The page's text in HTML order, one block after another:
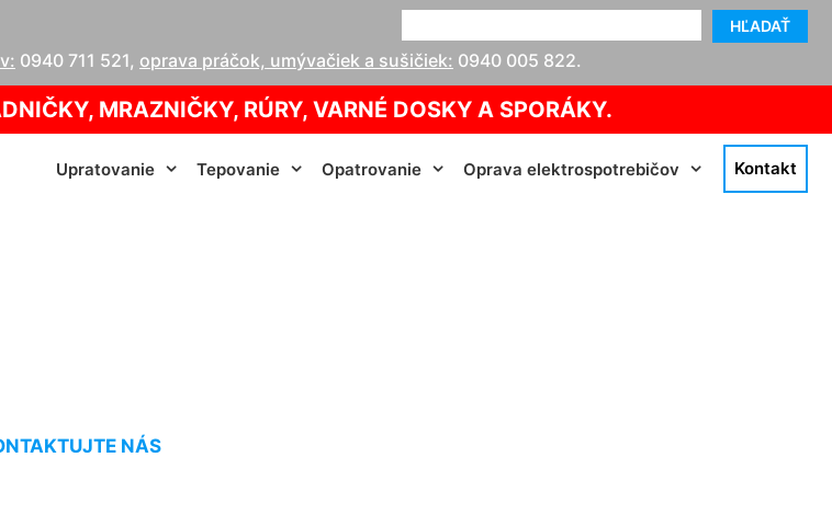
HĽADAŤ
0940 711 521, oprava práčok, umývačiek a sušičiek: 0940 005 822.
MRAZNIČKY, RÚRY, VARNÉ DOSKY A SPORÁKY.
Upratovanie Tepovanie Opatrovanie Oprava elektrospotrebičov Kontakt
NÁS